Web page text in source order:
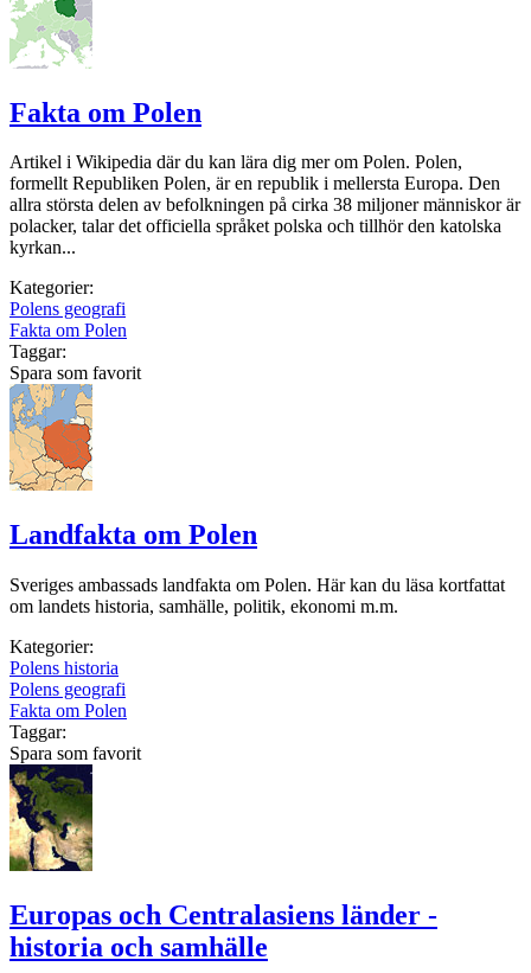
Fakta om Polen
Artikel i Wikipedia där du kan lära dig mer om Polen. Polen,
formellt Republiken Polen, är en republik i mellersta Europa. Den
allra största delen av befolkningen på cirka 38 miljoner människor är
polacker, talar det officiella språket polska och tillhör den katolska
kyrkan...
Kategorier:
Polens geografi
Fakta om Polen
Taggar:
Spara som favorit
Landfakta om Polen
Sveriges ambassads landfakta om Polen. Här kan du läsa kortfattat
om landets historia, samhälle, politik, ekonomi m.m.
Kategorier:
Polens historia
Polens geografi
Fakta om Polen
Taggar:
Spara som favorit
Europas och Centralasiens länder -
historia och samhälle